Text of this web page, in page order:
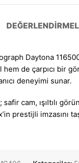
Daytona
de çarpıcı bir
deneyimi sunar.
cam, ışıltılı
prestijli imzasını